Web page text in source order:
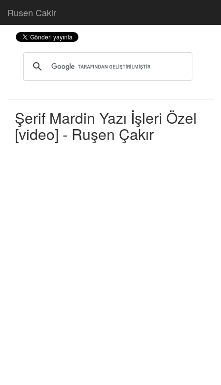
Rusen Cakir
Şerif Mardin Yazı İşleri Özel
[video] - Ruşen Çakır